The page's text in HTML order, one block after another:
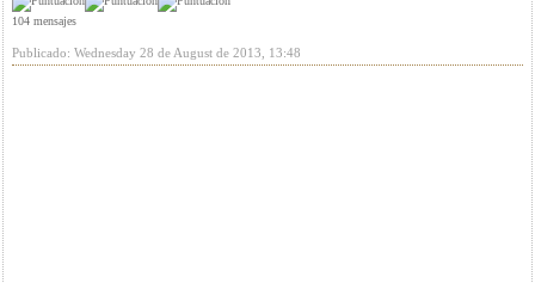
104 mensajes
Publicado: Wednesday 28 de August de 2013, 13:48